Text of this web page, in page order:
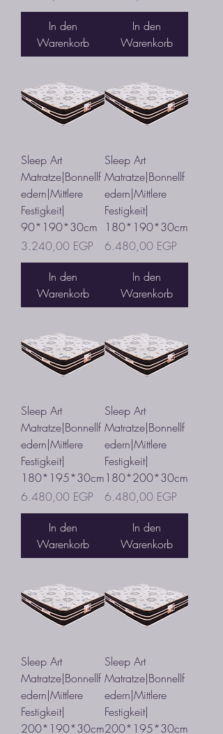
In den
Warenkorb
In den
Warenkorb
Sleep Art
Matratze|Bonnellf
edern|Mittlere
Festigkeit|
90*190*30cm
Preis
3.240,00 EGP
In den
Warenkorb
Sleep Art
Matratze|Bonnellf
edern|Mittlere
Festigkeit|
180*190*30cm
Preis
6.480,00 EGP
In den
Warenkorb
Sleep Art
Matratze|Bonnellf
edern|Mittlere
Festigkeit|
180*195*30cm
Preis
6.480,00 EGP
In den
Warenkorb
Sleep Art
Matratze|Bonnellf
edern|Mittlere
Festigkeit|
180*200*30cm
Preis
6.480,00 EGP
In den
Warenkorb
Sleep Art
Matratze|Bonnellf
edern|Mittlere
Festigkeit|
200*190*30cm
Sleep Art
Matratze|Bonnellf
edern|Mittlere
Festigkeit|
200*195*30cm